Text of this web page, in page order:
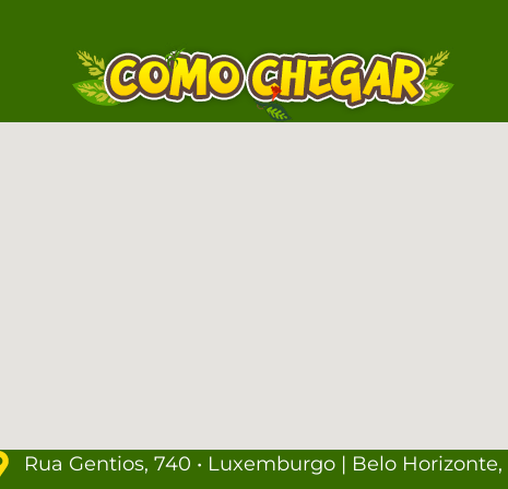
Rua Gentios, 740 • Luxemburgo | Belo Horizonte,